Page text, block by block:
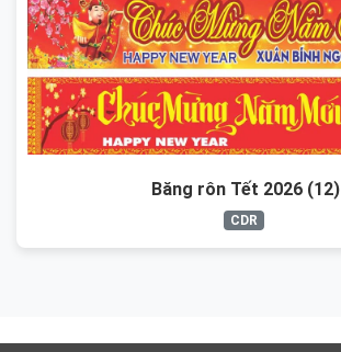
Băng rôn Tết 2026 (12)
CDR